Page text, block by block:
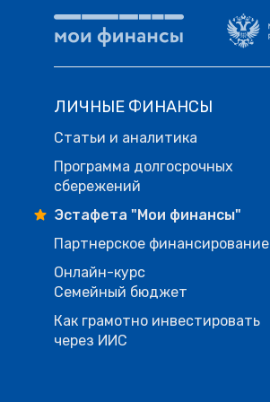
ЛИЧНЫЕ ФИНАНСЫ
Статьи и аналитика
Программа долгосрочных
сбережений
Эстафета "Мои финансы"
Партнерское финансирование
Онлайн-курс
Семейный бюджет
Как грамотно инвестировать
через ИИС